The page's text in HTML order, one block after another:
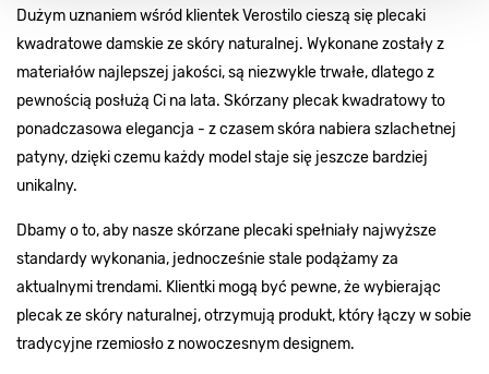
Dużym uznaniem wśród klientek Verostilo cieszą się plecaki
kwadratowe damskie ze skóry naturalnej. Wykonane zostały z
materiałów najlepszej jakości, są niezwykle trwałe, dlatego z
pewnością posłużą Ci na lata. Skórzany plecak kwadratowy to
ponadczasowa elegancja - z czasem skóra nabiera szlachetnej
patyny, dzięki czemu każdy model staje się jeszcze bardziej
unikalny.
Dbamy o to, aby nasze skórzane plecaki spełniały najwyższe
standardy wykonania, jednocześnie stale podążamy za
aktualnymi trendami. Klientki mogą być pewne, że wybierając
plecak ze skóry naturalnej, otrzymują produkt, który łączy w sobie
tradycyjne rzemiosło z nowoczesnym designem.